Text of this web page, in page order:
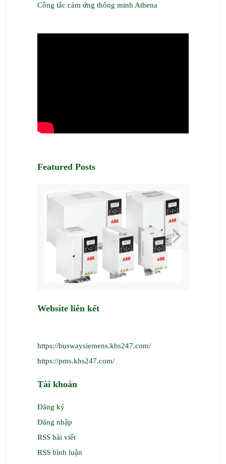
Công tắc cảm ứng thông minh Athena
Featured Posts
Website liên kết
https://buswaysiemens.khs247.com/
https://pms.khs247.com/
Tài khoản
Đăng ký
Đăng nhập
RSS bài viết
RSS bình luận